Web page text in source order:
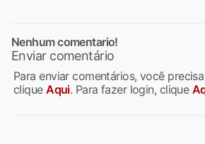
Nenhum comentario!
Enviar comentário
Para enviar comentários, você
cliqueAqui. Para fazer login, clique